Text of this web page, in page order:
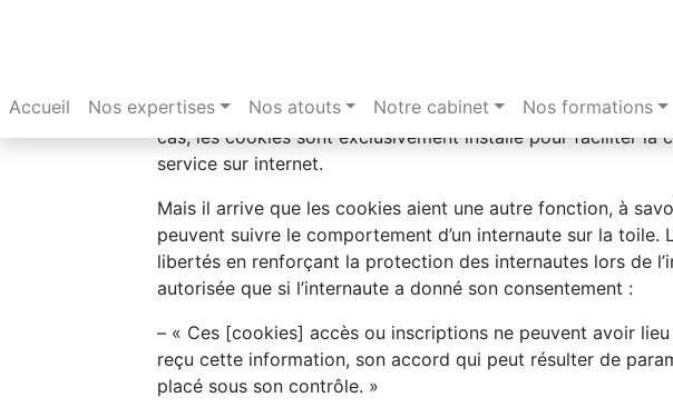
Accueil Nos expertises Nos atouts Notre cabinet Nos formations
sites tels que les sites internet permettant la constitution de
cas, les cookies sont exclusivement installé pour faciliter la
service sur internet.
Mais il arrive que les cookies aient une autre fonction, à
peuvent suivre le comportement d’un internaute sur la
libertés en renforçant la protection des internautes lors de
autorisée que si l’internaute a donné son consentement :
– « Ces [cookies] accès ou inscriptions ne peuvent avoir
reçu cette information, son accord qui peut résulter de
placé sous son contrôle. »